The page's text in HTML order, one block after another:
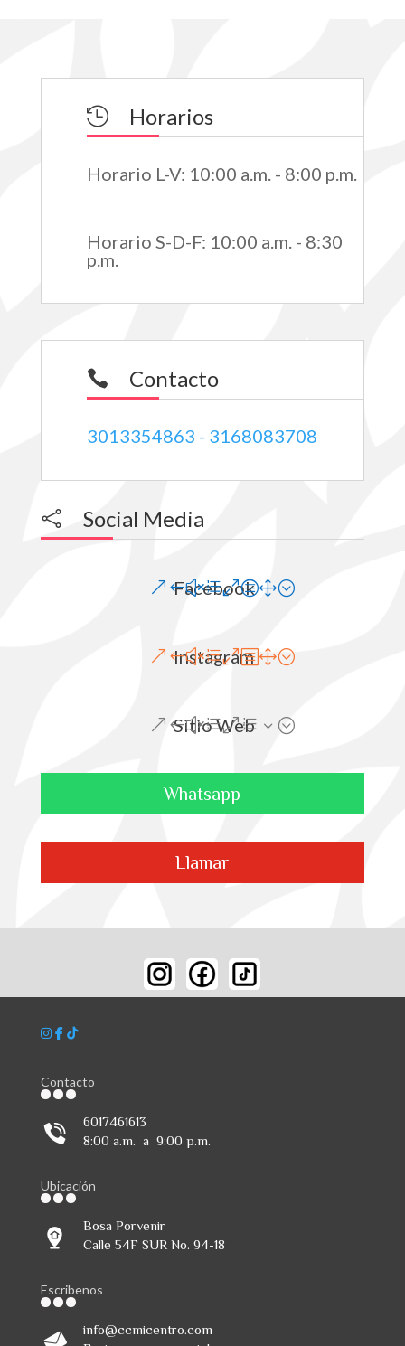
 Horarios
Horario L-V: 10:00 a.m. - 8:00 p.m.
Horario S-D-F: 10:00 a.m. - 8:30
p.m.
 Contacto
3013354863 - 3168083708
 Social Media
Facebook
Instagram
Sitio Web
Whatsapp
Llamar
Contacto
6017461613
8:00 a.m. a 9:00 p.m.
Ubicación
Bosa Porvenir
Calle 54F SUR No. 94-18
Escribenos
info@ccmicentro.com